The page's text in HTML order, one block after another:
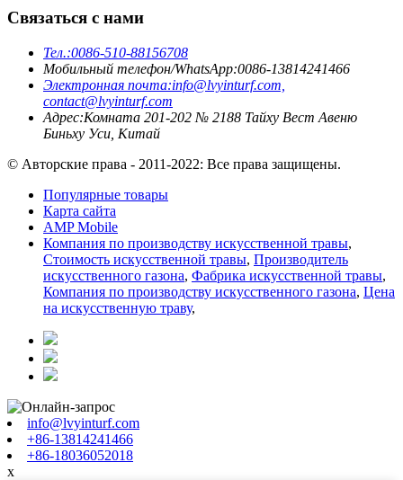
Связаться с нами
Тел.:0086-510-88156708
Мобильный телефон/WhatsApp:0086-13814241466
Электронная почта:info@lvyinturf.com,
contact@lvyinturf.com
Адрес:Комната 201-202 № 2188 Тайху Вест Авеню
Биньху Уси, Китай
© Авторские права - 2011-2022: Все права защищены.
Популярные товары
Карта сайта
AMP Mobile
Компания по производству искусственной травы,
Стоимость искусственной травы, Производитель
искусственного газона, Фабрика искусственной травы,
Компания по производству искусственного газона, Цена
на искусственную траву,
info@lvyinturf.com
+86-13814241466
+86-18036052018
x